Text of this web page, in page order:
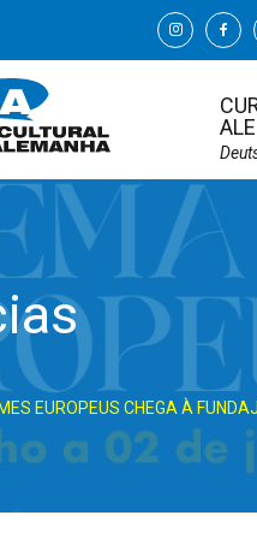
EUROPEUS CHEGA À